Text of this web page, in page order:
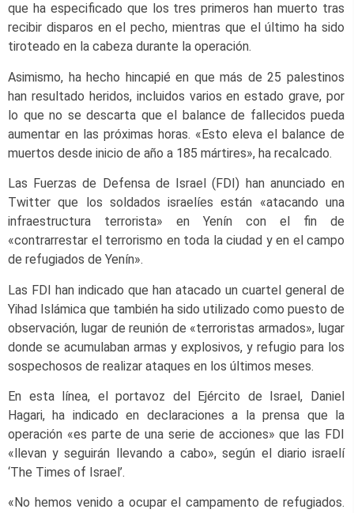
que ha especificado que los tres primeros han muerto tras
recibir disparos en el pecho, mientras que el último ha sido
tiroteado en la cabeza durante la operación.
Asimismo, ha hecho hincapié en que más de 25 palestinos
han resultado heridos, incluidos varios en estado grave, por
lo que no se descarta que el balance de fallecidos pueda
aumentar en las próximas horas. «Esto eleva el balance de
muertos desde inicio de año a 185 mártires», ha recalcado.
Las Fuerzas de Defensa de Israel (FDI) han anunciado en
Twitter que los soldados israelíes están «atacando una
infraestructura terrorista» en Yenín con el fin de
«contrarrestar el terrorismo en toda la ciudad y en el campo
de refugiados de Yenín».
Las FDI han indicado que han atacado un cuartel general de
Yihad Islámica que también ha sido utilizado como puesto de
observación, lugar de reunión de «terroristas armados», lugar
donde se acumulaban armas y explosivos, y refugio para los
sospechosos de realizar ataques en los últimos meses.
En esta línea, el portavoz del Ejército de Israel, Daniel
Hagari, ha indicado en declaraciones a la prensa que la
operación «es parte de una serie de acciones» que las FDI
«llevan y seguirán llevando a cabo», según el diario israelí
‘The Times of Israel’.
«No hemos venido a ocupar el campamento de refugiados.